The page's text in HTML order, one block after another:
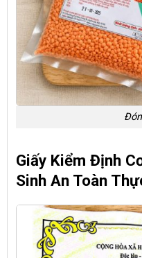
Giấy Kiểm Định
Sinh An Toàn